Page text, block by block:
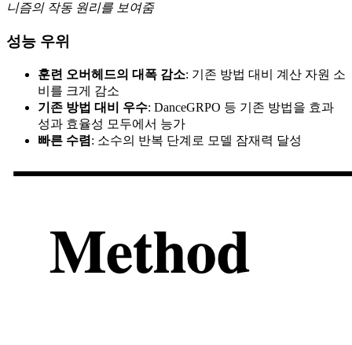
니즘의 작동 원리를 보여줌
성능 우위
훈련 오버헤드의 대폭 감소: 기존 방법 대비 계산 자원 소
비를 크게 감소
기존 방법 대비 우수: DanceGRPO 등 기존 방법을 효과
성과 효율성 모두에서 능가
빠른 수렴: 소수의 반복 단계로 모델 잠재력 달성